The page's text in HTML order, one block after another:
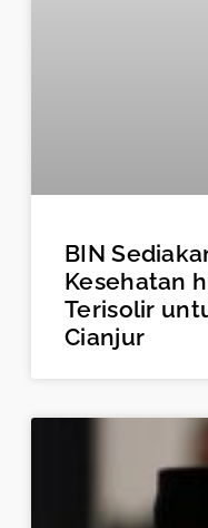
BIN
Kesehatan
Terisolir
Cianjur